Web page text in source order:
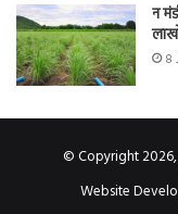
न
8
© Copyright 2026,
Website